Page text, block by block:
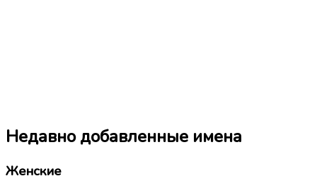
Недавно добавленные имена
Женские